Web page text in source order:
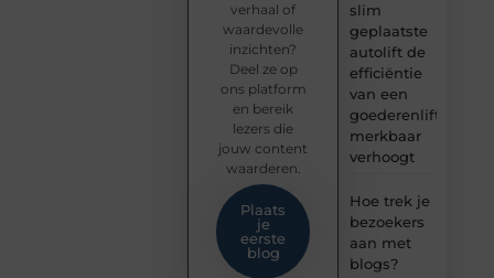
slim
geplaatste
autolift de
efficiëntie
van een
goederenlift
merkbaar
verhoogt
Hoe trek je
bezoekers
aan met
blogs?
verhaal of
waardevolle
inzichten?
Deel ze op
ons platform
en bereik
lezers die
jouw content
waarderen.
Plaats
je
eerste
blog